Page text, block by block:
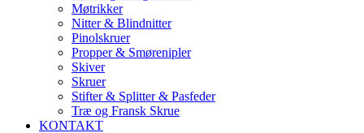
Møtrikker
Nitter & Blindnitter
Pinolskruer
Propper & Smørenipler
Skiver
Skruer
Stifter & Splitter & Pasfeder
Træ og Fransk Skrue
KONTAKT